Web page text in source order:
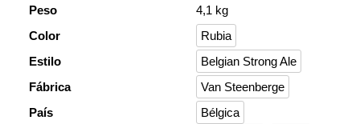
Peso
4,1 kg
Color
Rubia
Estilo
Belgian Strong Ale
Fábrica
Van Steenberge
País
Bélgica